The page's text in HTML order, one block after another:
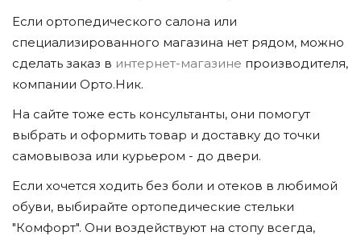
Если ортопедического салона или
специализированного магазина нет рядом, можно
сделать заказ в интернет-магазине производителя,
компании Орто.Ник.
На сайте тоже есть консультанты, они помогут
выбрать и оформить товар и доставку до точки
самовывоза или курьером - до двери.
Если хочется ходить без боли и отеков в любимой
обуви, выбирайте ортопедические стельки
"Комфорт". Они воздействуют на стопу всегда,